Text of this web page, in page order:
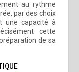
au rythme
par des choix
une capacité à
cette
de sa